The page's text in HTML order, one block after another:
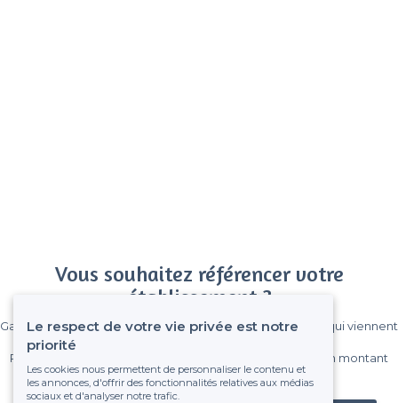
Vous souhaitez référencer votre
établissement ?
Gagnez de nombreux clients parmi le million de visiteurs qui viennent
Pas de commissions et sans engagement, vous payez un montant
fixe sans risque de voir déraper la facture.
Le respect de votre vie privée est notre
priorité
Les cookies nous permettent de personnaliser le contenu et
les annonces, d'offrir des fonctionnalités relatives aux médias
sociaux et d'analyser notre trafic.